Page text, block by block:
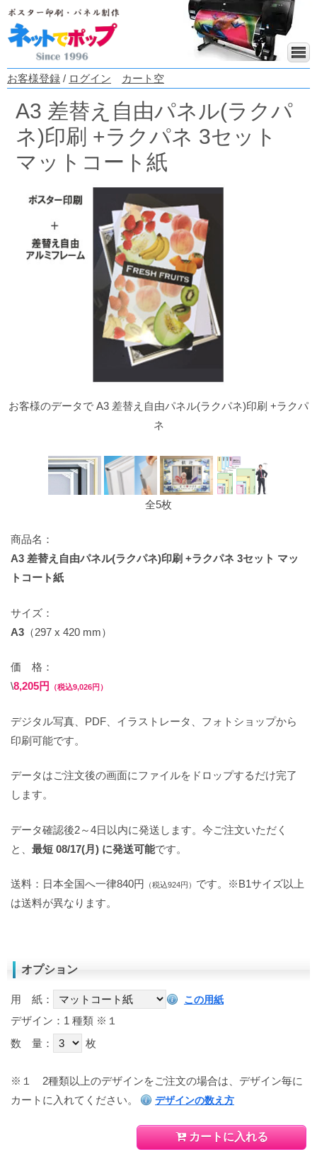
お客様登録 / ログイン カート空
A3 差替え自由パネル(ラクパ
ネ)印刷 +ラクパネ 3セット
マットコート紙
お客様のデータで A3 差替え自由パネル(ラクパネ)印刷 +ラクパ
ネ
全5枚
商品名：
A3 差替え自由パネル(ラクパネ)印刷 +ラクパネ 3セット マッ
トコート紙
サイズ：
A3 （297 x 420 mm）
価 格：
\8,205円 （税込9,026円）
デジタル写真、PDF、イラストレータ、フォトショップから
印刷可能です。
データはご注文後の画面にファイルをドロップするだけ完了
します。
データ確認後2～4日以内に発送します。今ご注文いただく
と、 最短 08/17(月) に発送可能です。
送料：日本全国へ一律840円 （税込924円） です。※B1サイズ以上
は送料が異なります。
オプション
用 紙： この用紙
デザイン：1 種類 ※１
数 量：
枚
※１
2種類以上のデザインをご注文の場合は、デザイン毎に
カートに入れてください。
デザインの数え方
カートに入れる